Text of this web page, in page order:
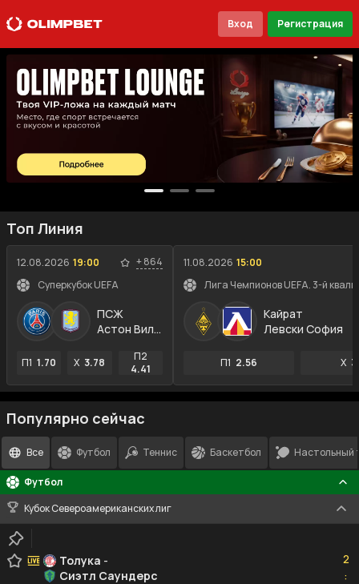
Вход Регистрация
Топ Линия
12.08.2026 19:00 +864
Суперкубок UEFA
ПСЖ
Астон Вилла
П1 1.70 X 3.78
П2
4.41
11.08.2026 15:00
Лига Чемпионов UEFA. 3-й
Кайрат
Левски София
П1 2.56 X
Популярно сейчас
Все Футбол Теннис Баскетбол Настольный
Футбол
Кубок Североамериканских лиг
Толука -
Сиэтл Саундерс
2
:0